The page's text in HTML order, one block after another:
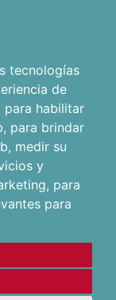
tecnologías
de
para habilitar
, para brindar
, medir su
y
, para
para